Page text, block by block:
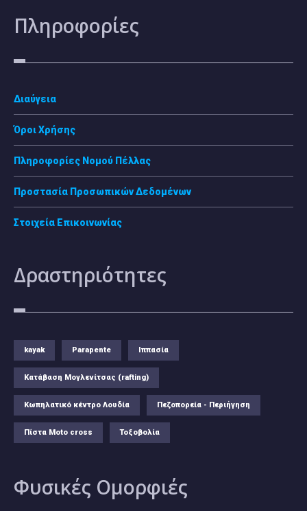
Πληροφορίες
Διαύγεια
Όροι Χρήσης
Πληροφορίες Νομού Πέλλας
Προστασία Προσωπικών Δεδομένων
Στοιχεία Επικοινωνίας
Δραστηριότητες
kayak Parapente Ιππασία
Κατάβαση Μογλενίτσας (rafting)
Κωπηλατικό κέντρο Λουδία Πεζοπορεία - Περιήγηση
Πίστα Moto cross Τοξοβολία
Φυσικές Ομορφιές